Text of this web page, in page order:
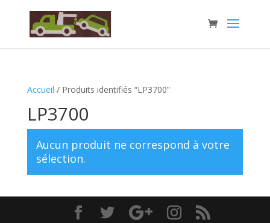
Accueil / Produits identifiés “LP3700”
LP3700
Aucun produit ne correspond à votre
sélection.